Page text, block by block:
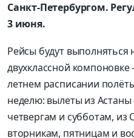
Санкт-Петербургом.
3 июня.
Рейсы будут выполняться
двухклассной
летнем расписании
неделю: вылеты из
четвергам и субботам, из
вторникам, пятницам и